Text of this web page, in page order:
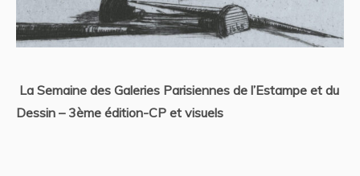
La Semaine des Galeries Parisiennes de l’Estampe et du
Dessin – 3ème édition-CP et visuels